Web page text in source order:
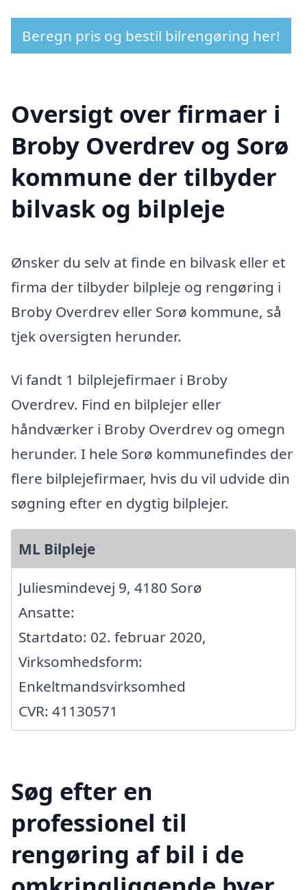
Beregn pris og bestil bilrengøring her!
Oversigt over firmaer i
Broby Overdrev og Sorø
kommune der tilbyder
bilvask og bilpleje
Ønsker du selv at finde en bilvask eller et
firma der tilbyder bilpleje og rengøring i
Broby Overdrev eller Sorø kommune, så
tjek oversigten herunder.
Vi fandt 1 bilplejefirmaer i Broby
Overdrev. Find en bilplejer eller
håndværker i Broby Overdrev og omegn
herunder. I hele Sorø kommunefindes der
flere bilplejefirmaer, hvis du vil udvide din
søgning efter en dygtig bilplejer.
ML Bilpleje
Juliesmindevej 9, 4180 Sorø
Ansatte:
Startdato: 02. februar 2020,
Virksomhedsform:
Enkeltmandsvirksomhed
CVR: 41130571
Søg efter en
professionel til
rengøring af bil i de